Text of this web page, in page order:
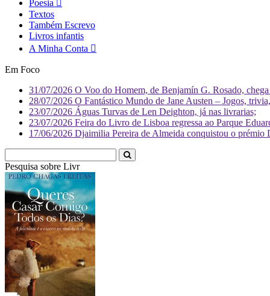
Poesia
Textos
Também Escrevo
Livros infantis
A Minha Conta
Em Foco
31/07/2026 O Voo do Homem, de Benjamín G. Rosado,
28/07/2026 O Fantástico Mundo de Jane Austen – Jogos,
23/07/2026 Águas Turvas de Len Deighton, já nas livrarias;
23/07/2026 Feira do Livro de Lisboa regressa ao Parque
17/06/2026 Djaimilia Pereira de Almeida conquistou o
Pesquisa sobre Literatura